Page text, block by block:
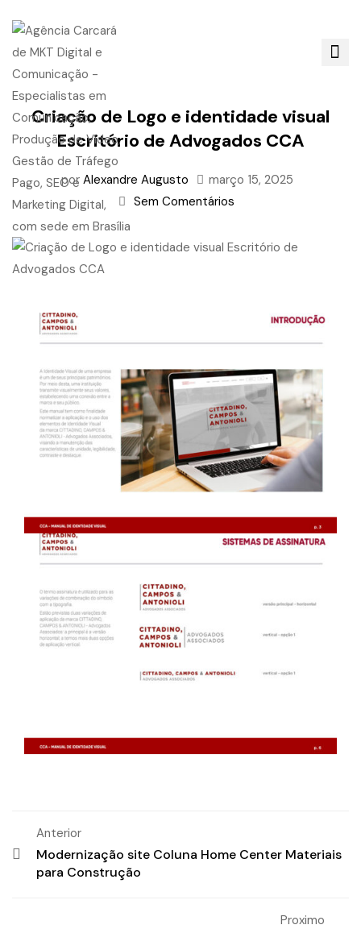
Criação de Logo e identidade visual
Escritório de Advogados CCA
por Alexandre Augusto
março 15, 2025
Sem Comentários
Anterior
Modernização site Coluna Home Center Materiais
para Construção
Proximo